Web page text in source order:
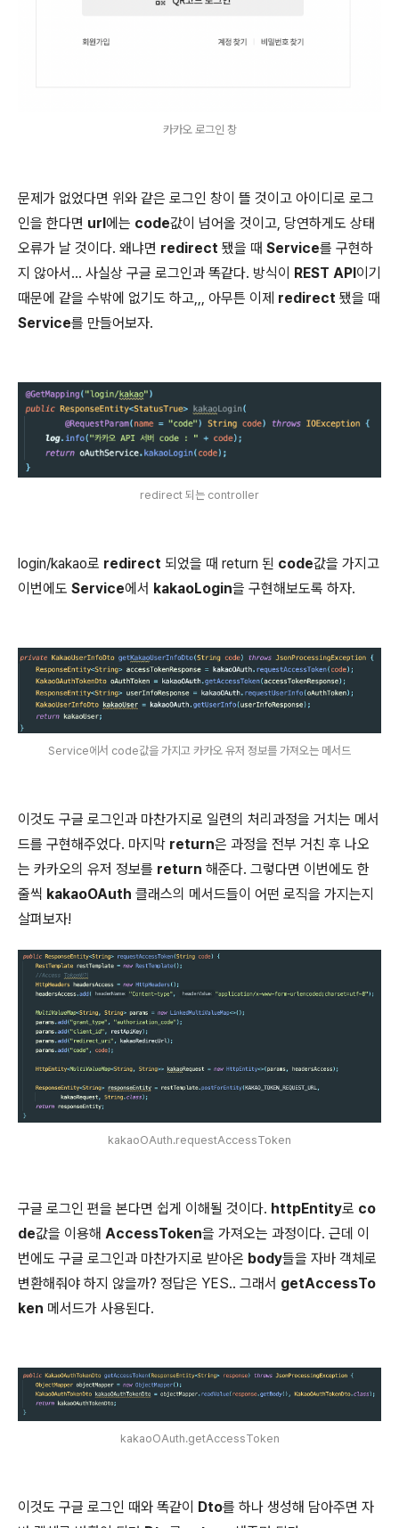
카카오 로그인 창
문제가 없었다면 위와 같은 로그인 창이 뜰 것이고 아이디로 로그
인을 한다면 url에는 code값이 넘어올 것이고, 당연하게도 상태
오류가 날 것이다. 왜냐면 redirect 됐을 때 Service를 구현하
지 않아서... 사실상 구글 로그인과 똑같다. 방식이 REST API이기
때문에 같을 수밖에 없기도 하고,,, 아무튼 이제 redirect 됐을 때
Service를 만들어보자.
redirect 되는 controller
login/kakao로 redirect 되었을 때 return 된 code값을 가지고
이번에도 Service에서 kakaoLogin을 구현해보도록 하자.
Service에서 code값을 가지고 카카오 유저 정보를 가져오는 메서드
이것도 구글 로그인과 마찬가지로 일련의 처리과정을 거치는 메서
드를 구현해주었다. 마지막 return은 과정을 전부 거친 후 나오
는 카카오의 유저 정보를 return 해준다. 그렇다면 이번에도 한
줄씩 kakaoOAuth 클래스의 메서드들이 어떤 로직을 가지는지
살펴보자!
kakaoOAuth.requestAccessToken
구글 로그인 편을 본다면 쉽게 이해될 것이다. httpEntity로 co
de값을 이용해 AccessToken을 가져오는 과정이다. 근데 이
번에도 구글 로그인과 마찬가지로 받아온 body들을 자바 객체로
변환해줘야 하지 않을까? 정답은 YES.. 그래서 getAccessTo
ken 메서드가 사용된다.
kakaoOAuth.getAccessToken
이것도 구글 로그인 때와 똑같이 Dto를 하나 생성해 담아주면 자